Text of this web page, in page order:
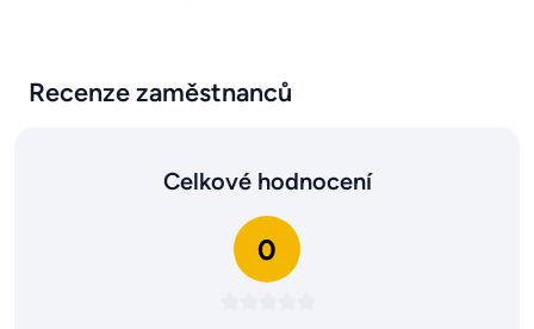
Recenze zaměstnanců
Celkové hodnocení
0